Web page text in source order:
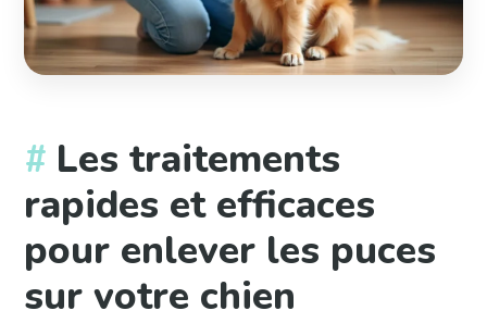
Les traitements
rapides et efficaces
pour enlever les puces
sur votre chien